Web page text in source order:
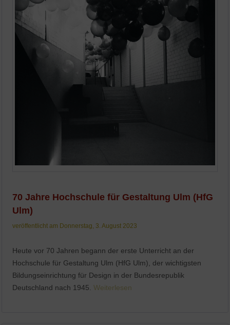
70 Jahre Hochschule für Gestaltung Ulm (HfG
Ulm)
veröffentlicht am Donnerstag, 3. August 2023
Heute vor 70 Jahren begann der erste Unterricht an der
Hochschule für Gestaltung Ulm (HfG Ulm), der wichtigsten
Bildungseinrichtung für Design in der Bundesrepublik
Deutschland nach 1945.Weiterlesen